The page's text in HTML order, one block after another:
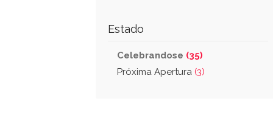
Estado
Celebrandose (35)
Próxima Apertura (3)